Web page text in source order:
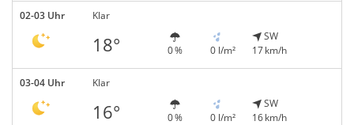
02-03 Uhr Klar
18° 0 % 0 l/m²
SW
17 km/h
03-04 Uhr Klar
16° 0 % 0 l/m²
SW
16 km/h